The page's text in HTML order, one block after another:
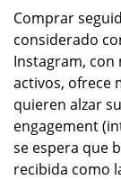
Comprar
considerado
Instagram, con
activos, ofrece
quieren alzar
engagement
se espera que
recibida como